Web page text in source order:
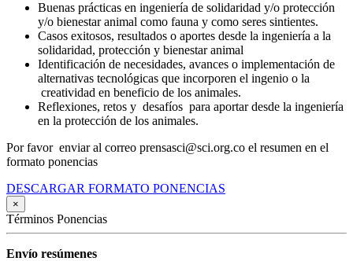
Buenas prácticas en ingeniería de solidaridad y/o protección
y/o bienestar animal como fauna y como seres sintientes.
Casos exitosos, resultados o aportes desde la ingeniería a la
solidaridad, protección y bienestar animal
Identificación de necesidades, avances o implementación de
alternativas tecnológicas que incorporen el ingenio o la
creatividad en beneficio de los animales.
Reflexiones, retos y desafíos para aportar desde la ingeniería
en la protección de los animales.
Por favor enviar al correo prensasci@sci.org.co el resumen en el
formato ponencias
DESCARGAR FORMATO PONENCIAS
×
Términos Ponencias
Envío resúmenes